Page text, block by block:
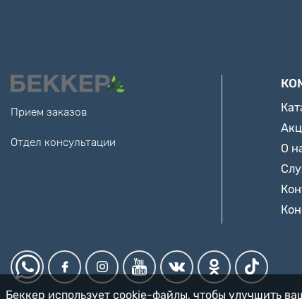
Прием заказов
Отдел консультации
О
Беккер использует cookie-файлы, чтобы улучшить